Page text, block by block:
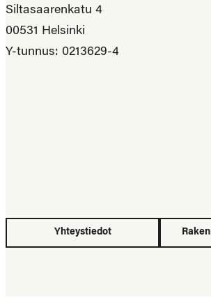
Siltasaarenkatu 4
00531 Helsinki
Y-tunnus: 0213629-4
Yhteystiedot